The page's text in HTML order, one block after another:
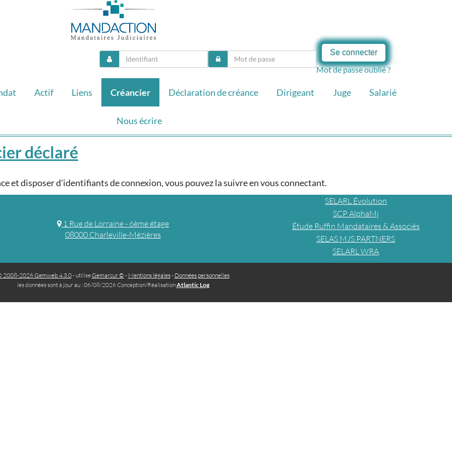
Se connecter
Mot de passe oublié ?
Actif Liens Créancier Déclaration de créance Dirigeant Juge Salarié
Nous écrire
déclaré
et disposer d'identifiants de connexion, vous pouvez la suivre en vous connectant.
1 Rue de Lorraine - 6ème étage
08000 Charleville-Mézières
SELARL Évolution
SCP AlphaMj
Étude Ruffin Mandataires & Associés
SELAS MJS PARTNERS
SELARL WRA
2008-2026 Gemweb 4.3.0- utiliseGemarcur © - Mentions légales- Données personnelles
les données sont à jour au : 06/08/2026 Conception/RéalisationAtlantic Log